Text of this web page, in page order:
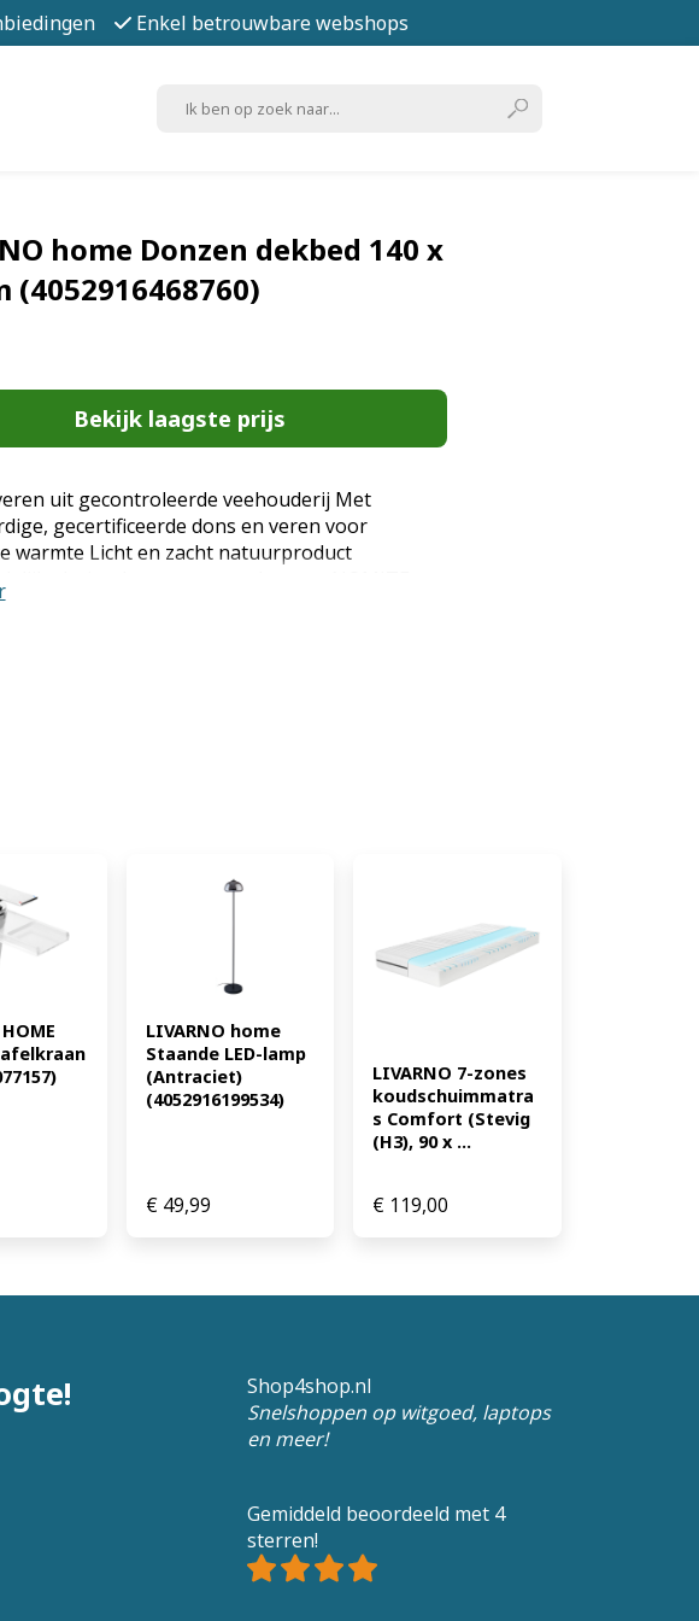
Enkel betrouwbare webshops
home Donzen dekbed 140 x
(4052916468760)
Bekijk laagste prijs
uit gecontroleerde veehouderij Met
gecertificeerde dons en veren voor
warmte Licht en zacht natuurproduct
buitenhoes van puur katoen, NOMITE-
Extra licht voor de zomer - luchtige dons
niet strijken professionele droogreiniging met
en/of koolwaterstoffen, normaal proces
- Leveringsomvang: 1x donsdeken
Standard De Downpass is gebaseerd op het
LIVARNO home
Staande LED-lamp
(Antraciet)
(4052916199534)
€49,99
LIVARNO 7-zones
koudschuimmatra
s Comfort (Stevig
(H3), 90 x ...
€ 119,00
Shop4shop.nl
Snelshoppen op witgoed, laptops
en meer!
Gemiddeld beoordeeld met 4
sterren!